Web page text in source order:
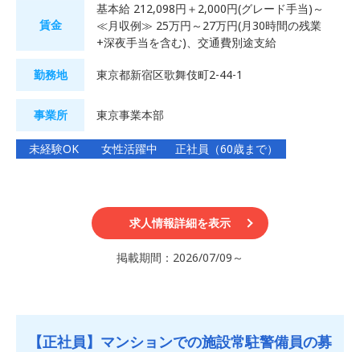
未経験OK 女性活躍中 正社員（60歳まで）
賃金
基本給 212,098円＋2,000円(グレード手当)～
≪月収例≫ 25万円～27万円(月30時間の残業
+深夜手当を含む)、交通費別途支給
勤務地 東京都新宿区歌舞伎町2-44-1
事業所 東京事業本部
求人情報詳細を表示
掲載期間：2026/07/09～
【正社員】マンションでの施設常駐警備員の募